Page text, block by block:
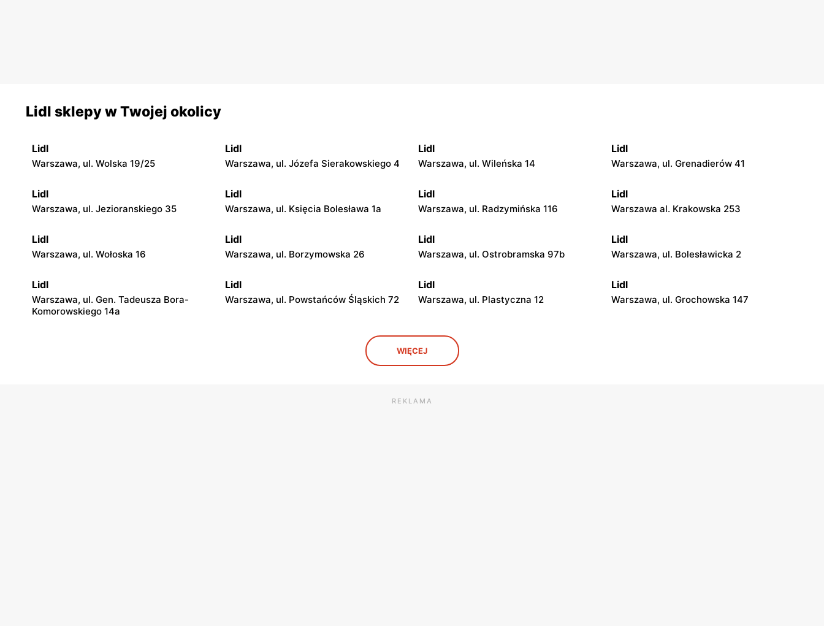
Lidl sklepy w Twojej okolicy
Lidl
Warszawa, ul. Wolska 19/25
Lidl
Warszawa, ul. Józefa Sierakowskiego 4
Lidl
Warszawa, ul. Wileńska 14
Lidl
Warszawa, ul. Grenadierów 41
Lidl
Warszawa, ul. Jezioranskiego 35
Lidl
Warszawa, ul. Księcia Bolesława 1a
Lidl
Warszawa, ul. Radzymińska 116
Lidl
Warszawa al. Krakowska 253
Lidl
Warszawa, ul. Wołoska 16
Lidl
Warszawa, ul. Borzymowska 26
Lidl
Warszawa, ul. Ostrobramska 97b
Lidl
Warszawa, ul. Bolesławicka 2
Lidl
Warszawa, ul. Gen. Tadeusza Bora-
Komorowskiego 14a
Lidl
Warszawa, ul. Powstańców Śląskich 72
Lidl
Warszawa, ul. Plastyczna 12
Lidl
Warszawa, ul. Grochowska 147
Warszawa, ul. Marii Rodziewiczówny 1 Warszawa, ul. Fort Służew 2
Warszawa, ul. Modlińska 35
WIĘCEJ
REKLAMA